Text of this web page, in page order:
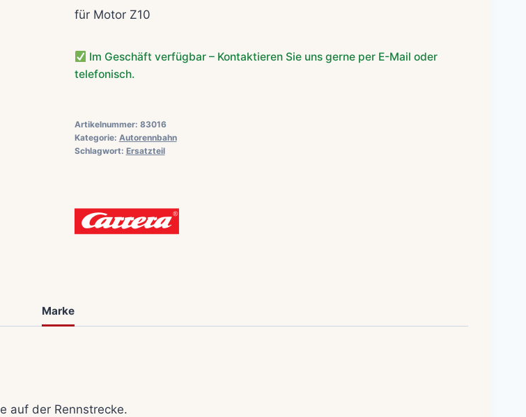
für Motor Z10
Im Geschäft verfügbar – Kontaktieren Sie uns gerne per E-Mail oder
telefonisch.
Artikelnummer: 83016
Kategorie: Autorennbahn
Schlagwort: Ersatzteil
Marke
auf der Rennstrecke.